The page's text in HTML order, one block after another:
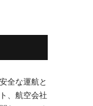
全な運航と
、航空会社